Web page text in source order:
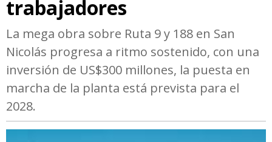
trabajadores
La mega obra sobre Ruta 9 y 188 en San
Nicolás progresa a ritmo sostenido, con una
inversión de US$300 millones, la puesta en
marcha de la planta está prevista para el
2028.